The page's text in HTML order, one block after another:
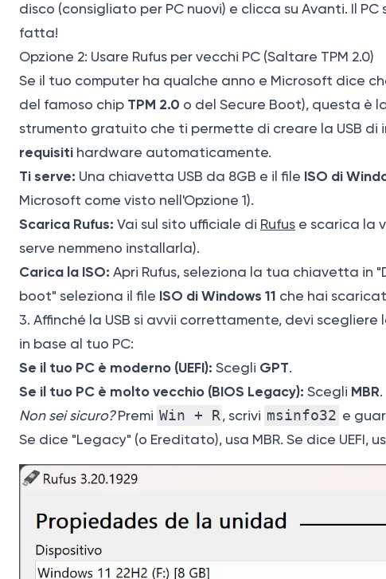
disco (consigliato per PC nuovi) e clicca su Avanti. Il
fatta!
Opzione 2: Usare Rufus per vecchi PC (Saltare TPM 2.0)
Se il tuo computer ha qualche anno e Microsoft dice
del famoso chip TPM 2.0 o del Secure Boot), questa è
strumento gratuito che ti permette di creare la USB di
requisiti hardware automaticamente.
Ti serve: Una chiavetta USB da 8GB e il file ISO di
Microsoft come visto nell'Opzione 1).
Scarica Rufus: Vai sul sito ufficiale di Rufus e scarica la
serve nemmeno installarla).
Carica la ISO: Apri Rufus, seleziona la tua chiavetta in
boot" seleziona il file ISO di Windows 11 che hai
3. Affinché la USB si avvii correttamente, devi
in base al tuo PC:
Se il tuo PC è moderno (UEFI): Scegli GPT.
Se il tuo PC è molto vecchio (BIOS Legacy): Scegli MBR.
Non sei sicuro?Premi Win + R, scrivi msinfo32 e
Se dice "Legacy" (o Ereditato), usa MBR. Se dice UEFI,